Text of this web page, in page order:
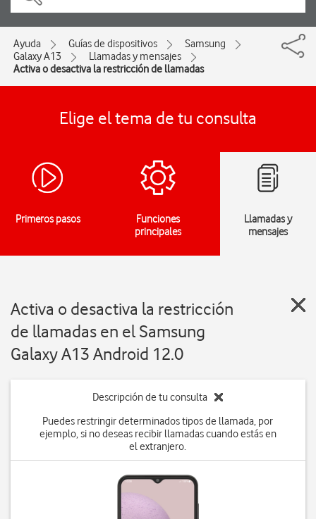
Ayuda Guías de dispositivos
Samsung
Galaxy A13
Llamadas y mensajes
Activa o desactiva la restricción de llamadas
Elige el tema de tu consulta
Primeros pasos
Funciones
principales
Llamadas y
mensajes
Activa o desactiva la restricción
de llamadas en el Samsung
Galaxy A13 Android 12.0
Descripción de tu consulta
Puedes restringir determinados tipos de llamada, por
ejemplo, si no deseas recibir llamadas cuando estás en
el extranjero.